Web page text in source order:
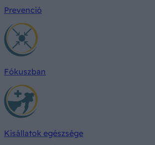
Prevenció
Fókuszban
Kisállatok egészsége